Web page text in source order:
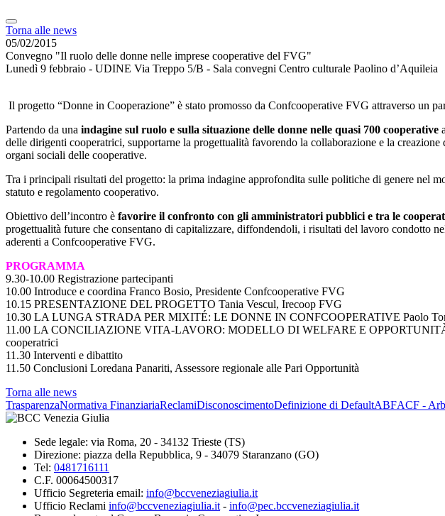
Torna alle news
05/02/2015
Convegno "Il ruolo delle donne nelle imprese cooperative del FVG"
Lunedì 9 febbraio - UDINE Via Treppo 5/B - Sala convegni Centro culturale Paolino d’Aquileia
Il progetto “Donne in Cooperazione” è stato promosso da Confcooperative FVG attraverso un
Partendo da una indagine sul ruolo e sulla situazione delle donne nelle quasi 700 cooperative
delle dirigenti cooperatrici, supportarne la progettualità favorendo la collaborazione e la
organi sociali delle cooperative.
Tra i principali risultati del progetto: la prima indagine approfondita sulle politiche di genere nel
statuto e regolamento cooperativo.
Obiettivo dell’incontro è favorire il confronto con gli amministratori pubblici e tra le
progettualità future che consentano di capitalizzare, diffondendoli, i risultati del lavoro condotto
aderenti a Confcooperative FVG.
PROGRAMMA
9.30-10.00 Registrazione partecipanti
10.00 Introduce e coordina Franco Bosio, Presidente Confcooperative FVG
10.15 PRESENTAZIONE DEL PROGETTO Tania Vescul, Irecoop FVG
10.30 LA LUNGA STRADA PER MIXITÉ: LE DONNE IN CONFCOOPERATIVE Paolo
11.00 LA CONCILIAZIONE VITA-LAVORO: MODELLO DI WELFARE E OPPORTUNITÀ
cooperatrici
11.30 Interventi e dibattito
11.50 Conclusioni Loredana Panariti, Assessore regionale alle Pari Opportunità
Torna alle news
TrasparenzaNormativa FinanziariaReclamiDisconoscimentoDefinizione di DefaultABFACF -
Sede legale: via Roma, 20 - 34132 Trieste (TS)
Direzione: piazza della Repubblica, 9 - 34079 Staranzano (GO)
Tel: 0481716111
C.F. 00064500317
Ufficio Segreteria email: info@bccveneziagiulia.it
Ufficio Reclami info@bccveneziagiulia.it - info@pec.bccveneziagiulia.it